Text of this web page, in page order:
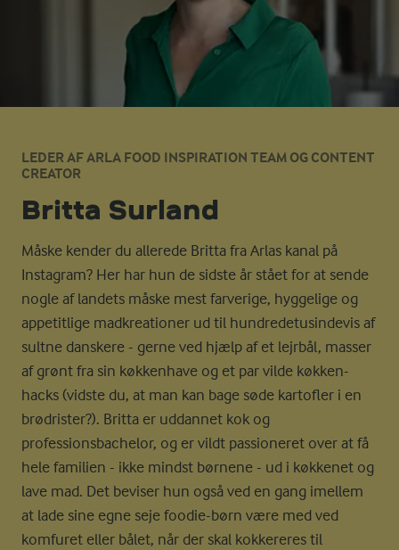
LEDER AF ARLA FOOD INSPIRATION TEAM OG CONTENT
CREATOR
Britta Surland
Måske kender du allerede Britta fra Arlas kanal på
Instagram? Her har hun de sidste år stået for at sende
nogle af landets måske mest farverige, hyggelige og
appetitlige madkreationer ud til hundredetusindevis af
sultne danskere - gerne ved hjælp af et lejrbål, masser
af grønt fra sin køkkenhave og et par vilde køkken-
hacks (vidste du, at man kan bage søde kartofler i en
brødrister?). Britta er uddannet kok og
professionsbachelor, og er vildt passioneret over at få
hele familien - ikke mindst børnene - ud i køkkenet og
lave mad. Det beviser hun også ved en gang imellem
at lade sine egne seje foodie-børn være med ved
komfuret eller bålet, når der skal kokkereres til